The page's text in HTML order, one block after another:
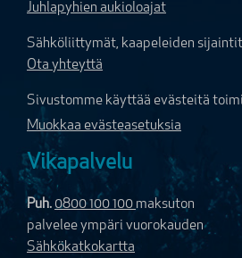
Juhlapyhien aukioloajat
Sähköliittymät, kaapeleiden
Ota yhteyttä
Sivustomme käyttää evästeitä
Muokkaa evästeasetuksia
Vikapalvelu
Puh. 0800 100 100 maksuton
palvelee ympäri vuorokauden
Sähkökatkokartta